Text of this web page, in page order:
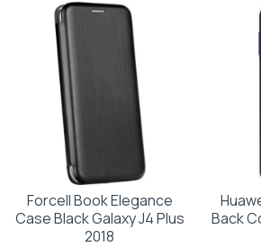
Forcell Book Elegance
Case Black Galaxy J4 Plus
2018
Back